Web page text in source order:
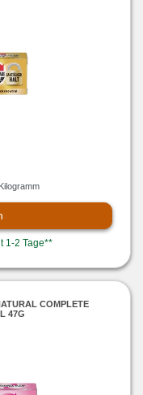
1-2 Tage**
COMPLETE
47G